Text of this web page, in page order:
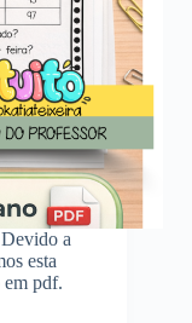
a
esta
em pdf.